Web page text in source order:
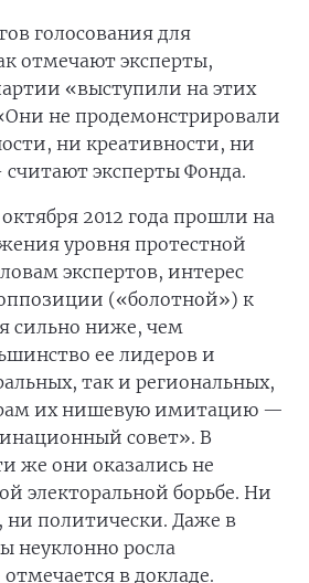
голосования для
отмечают эксперты,
«выступили на этих
не продемонстрировали
ни креативности, ни
считают эксперты Фонда.
2012 года прошли на
уровня протестной
экспертов, интерес
(«болотной») к
сильно ниже, чем
ее лидеров и
так и региональных,
их нишевую имитацию —
совет». В
же они оказались не
электоральной борьбе. Ни
ни политически. Даже в
неуклонно росла
в докладе.